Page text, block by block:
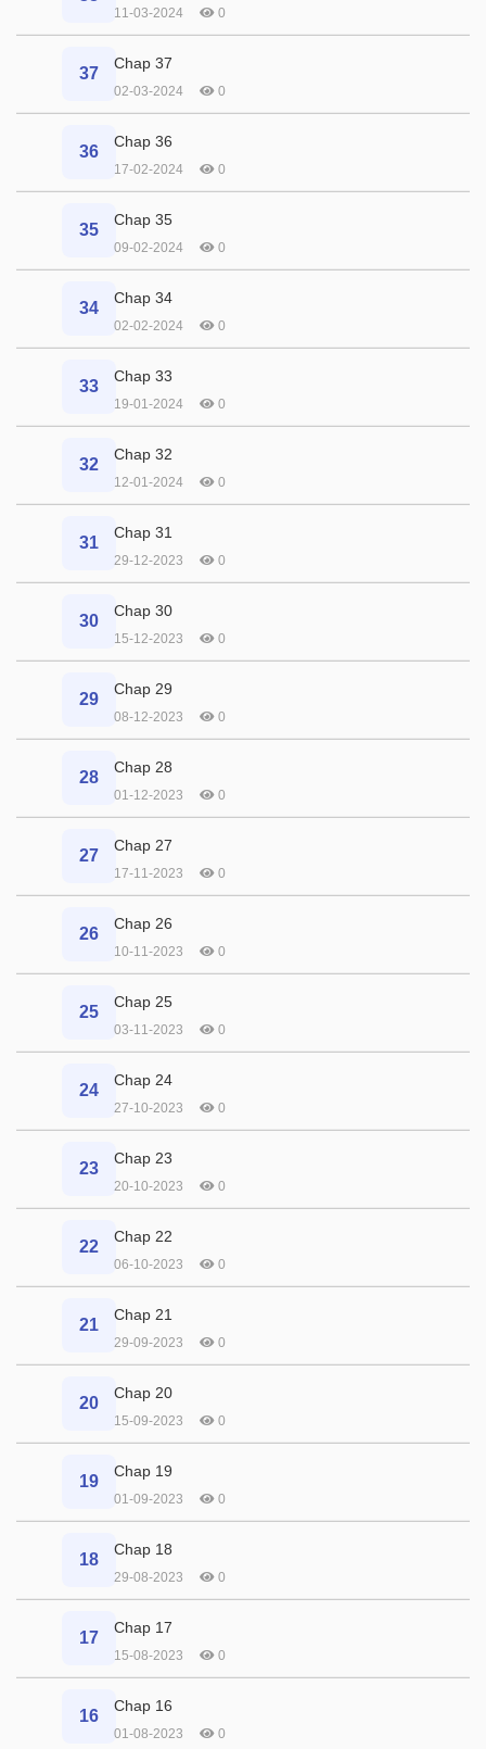
11-03-2024 0
37
Chap 37
02-03-2024 0
36
Chap 36
17-02-2024 0
35
Chap 35
09-02-2024 0
34
Chap 34
02-02-2024 0
33
Chap 33
19-01-2024 0
32
Chap 32
12-01-2024 0
31
Chap 31
29-12-2023 0
30
Chap 30
15-12-2023 0
29
Chap 29
08-12-2023 0
28
Chap 28
01-12-2023 0
27
Chap 27
17-11-2023 0
26
Chap 26
10-11-2023 0
25
Chap 25
03-11-2023 0
24
Chap 24
27-10-2023 0
23
Chap 23
20-10-2023 0
22
Chap 22
06-10-2023 0
21
Chap 21
29-09-2023 0
20
Chap 20
15-09-2023 0
19
Chap 19
01-09-2023 0
18
Chap 18
29-08-2023 0
17
Chap 17
15-08-2023 0
16
Chap 16
01-08-2023 0